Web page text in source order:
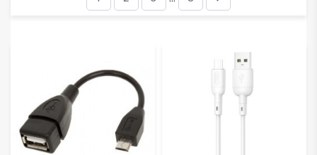
Bureautique
Réseau
&
Sécurité